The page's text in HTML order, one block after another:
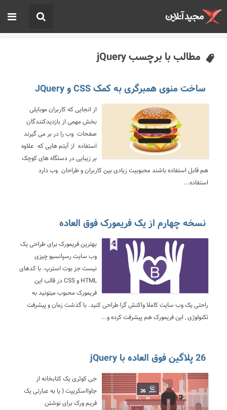
مطالب با برچسب jQuery
ساخت منوی همبرگری به کمک CSS و JQuery
از انجایی که کاربران موبایلی
بخش مهمی از بازدیدکنندگان
صفحات وب را در بر می گیرند
استفاده از آیتم هایی که علاوه
بر زیبایی در دستگاه های کوچک
هم قابل استفاده باشند محبوبیت زیادی بین کاربران و طراحان وب دارد
استفاده...
نسخه چهارم از یک فریمورک فوق العاده
بهترین فریمورک برای طراحی یک
وب سایت رسپانسیو چیزی
نیست جز بوت استرپ. با کدهای
HTML و CSS در قالب این
فریمورک محبوب میتونید به
راحتی یک وب سایت کاملا واکنش گرا طراحی کنید. با گذشت زمان و پیشرفت
تکنولوژی , این فریمورک هم پیشرفت کرده و...
26 پلاگین فوق العاده با jQuery
جی کوئری یک کتابخانه از
جاوااسکریپت ( یا به عبارتی یک
فریم ورک برای نوشتن